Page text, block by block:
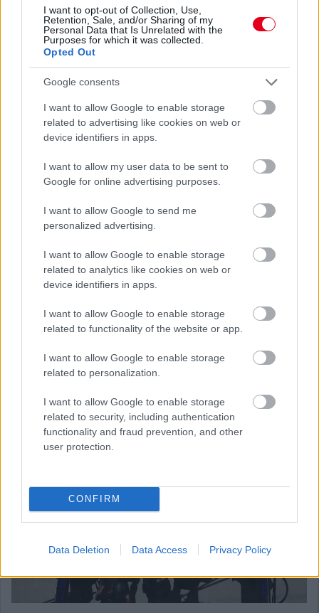
I want to opt-out of Collection, Use,
Retention, Sale, and/or Sharing of my
Personal Data that Is Unrelated with the
Purposes for which it was collected.
Opted Out
Google consents
I want to allow Google to enable storage
related to advertising like cookies on web or
device identifiers in apps.
I want to allow my user data to be sent to
Google for online advertising purposes.
I want to allow Google to send me
personalized advertising.
I want to allow Google to enable storage
related to analytics like cookies on web or
device identifiers in apps.
I want to allow Google to enable storage
related to functionality of the website or app.
I want to allow Google to enable storage
related to personalization.
I want to allow Google to enable storage
related to security, including authentication
functionality and fraud prevention, and other
user protection.
CONFIRM
Data Deletion Data Access Privacy Policy
Balogh Tamás
5 napja
Lassuló fejlesztési ütemre számít a Red Bull
Mivel egy új F1-es szabályrendszer első idényéről van szó,
várható volt, hogy kiélezett lesz a fejlesztési háború a csapatok
között. A szezon első felében láthattunk is több nagy fejlesztési
csomagot az istállók többségénél, ezek pedig rendszerint
valóban előrelépést is jelentettek (talán a Haas és a Williams
jelentik a kivételt). A Red Bullnál is működött például a
Miamiban és a Spielbergben bevetett csomag, ám Laurent
lassulni fog a fejlesztési ütemük, részben azért, mert a
költségeket meg kell osztani a 2027-es autó munkálatai között
„Nem tudom, a többiekkel mi a helyzet, de az biztos, hogy egy
ponton döntést kell hoznunk, hogyan egyensúlyozunk az idei és
a jövő év között. Arra számítok, hogy ez hamarabb meg fog
történni, mint tavaly. Szóval főleg a szabályzat fényében
dönteni fogunk” – idézi Mekiest a Crash.net. „Ami minket illet,
rengeteg fejlesztést hoztunk mostanáig, hogy próbáljuk
korrigálni azt a hatalmas hátrányt, amivel eleinte rendelkeztünk.
Valószínűleg nehéz elképzelni, hogy ebben a ritmusban fogjuk
folytatni, mindenesetre meglátjuk, mi a legjobb módja annak,
hogy ledolgozzuk ezt az utolsó három tizedmásodpercet.”